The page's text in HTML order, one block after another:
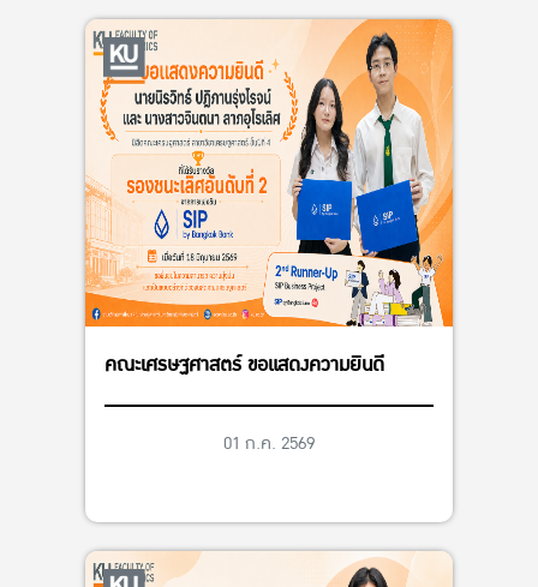
คณะเศรษฐศาสตร์ ขอแสดงความยินดี
01 ก.ค. 2569